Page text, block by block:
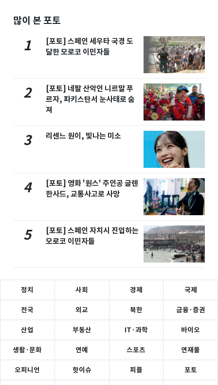
많이 본 포토
1
[포토] 스페인 세우타 국경 도
달한 모로코 이민자들
2
[포토] 네팔 산악인 니르말 푸
르자, 파키스탄서 눈사태로 숨
져
3 리센느 원이, 빛나는 미소
4
[포토] 영화 '원스' 주인공 글렌
한사드, 교통사고로 사망
5
[포토] 스페인 자치시 진입하는
모로코 이민자들
정치 사회 경제 국제
전국 외교 북한 금융·증권
산업 부동산 IT·과학 바이오
생활·문화 연예 스포츠 연재물
오피니언 핫이슈 피플 포토